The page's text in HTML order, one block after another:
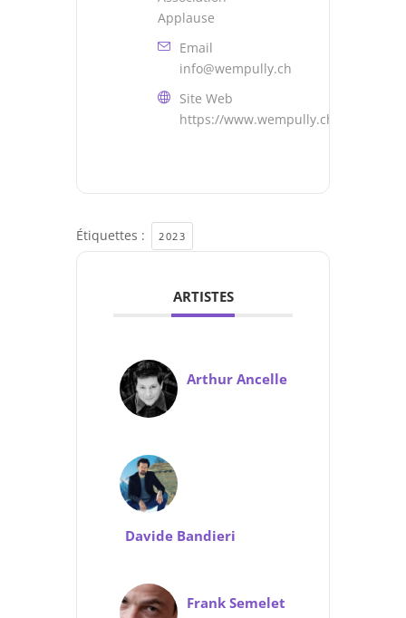
Applause
Email
info@wempully.ch
Site Web
https://www.wempully.ch
Étiquettes : 2023
ARTISTES
Arthur Ancelle
Davide Bandieri
Frank Semelet